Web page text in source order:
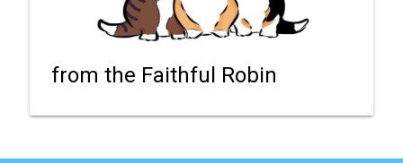
from the Faithful Robin